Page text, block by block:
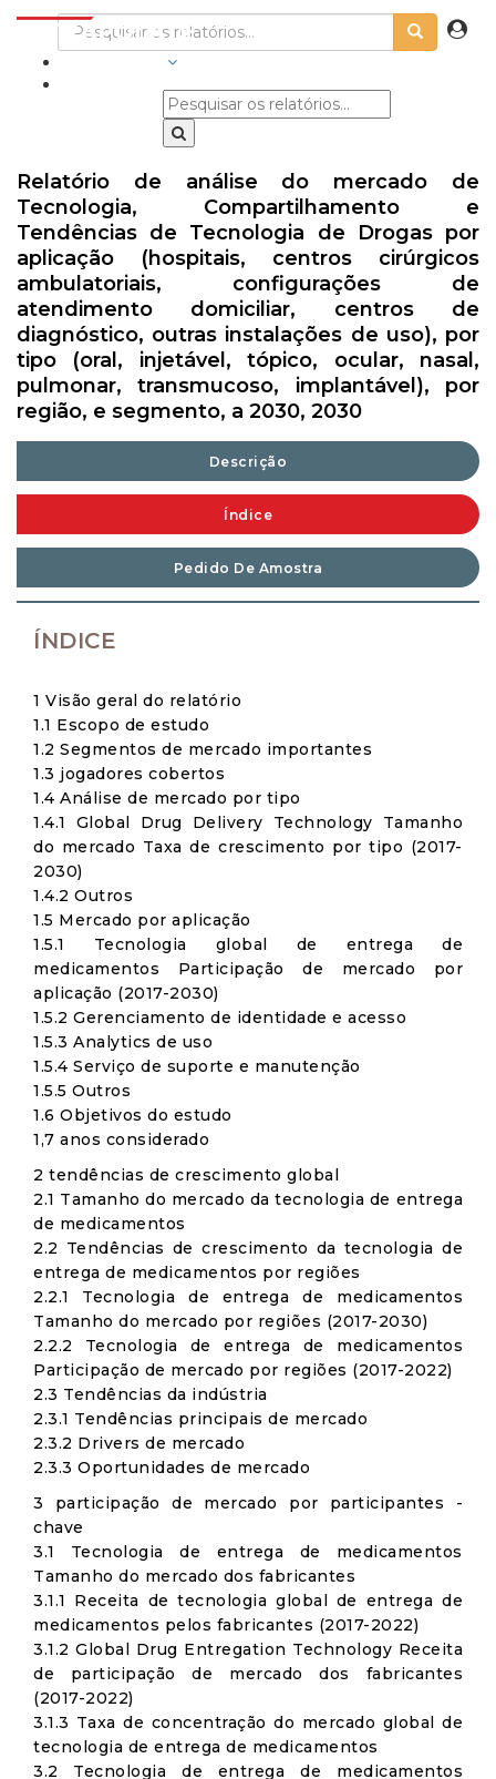
Relatório de análise do mercado de
Tecnologia, Compartilhamento e
Tendências de Tecnologia de Drogas por
aplicação (hospitais, centros cirúrgicos
ambulatoriais, configurações de
atendimento domiciliar, centros de
diagnóstico, outras instalações de uso), por
tipo (oral, injetável, tópico, ocular, nasal,
pulmonar, transmucoso, implantável), por
região, e segmento, a 2030, 2030
Descrição
Índice
Pedido De Amostra
ÍNDICE
1 Visão geral do relatório
1.1 Escopo de estudo
1.2 Segmentos de mercado importantes
1.3 jogadores cobertos
1.4 Análise de mercado por tipo
1.4.1 Global Drug Delivery Technology Tamanho
do mercado Taxa de crescimento por tipo (2017-
2030)
1.4.2 Outros
1.5 Mercado por aplicação
1.5.1 Tecnologia global de entrega de
medicamentos Participação de mercado por
aplicação (2017-2030)
1.5.2 Gerenciamento de identidade e acesso
1.5.3 Analytics de uso
1.5.4 Serviço de suporte e manutenção
1.5.5 Outros
1.6 Objetivos do estudo
1,7 anos considerado
2 tendências de crescimento global
2.1 Tamanho do mercado da tecnologia de entrega
de medicamentos
2.2 Tendências de crescimento da tecnologia de
entrega de medicamentos por regiões
2.2.1 Tecnologia de entrega de medicamentos
Tamanho do mercado por regiões (2017-2030)
2.2.2 Tecnologia de entrega de medicamentos
Participação de mercado por regiões (2017-2022)
2.3 Tendências da indústria
2.3.1 Tendências principais de mercado
2.3.2 Drivers de mercado
2.3.3 Oportunidades de mercado
3 participação de mercado por participantes -
chave
3.1 Tecnologia de entrega de medicamentos
Tamanho do mercado dos fabricantes
3.1.1 Receita de tecnologia global de entrega de
medicamentos pelos fabricantes (2017-2022)
3.1.2 Global Drug Entregation Technology Receita
de participação de mercado dos fabricantes
(2017-2022)
3.1.3 Taxa de concentração do mercado global de
tecnologia de entrega de medicamentos
3.2 Tecnologia de entrega de medicamentos